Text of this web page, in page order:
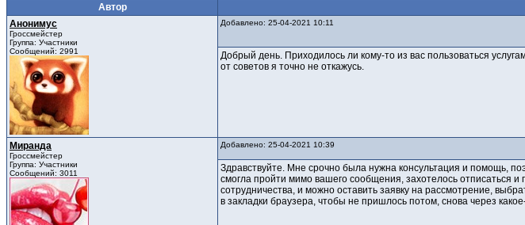
Автор
Анонимус
Гроссмейстер
Группа: Участники
Сообщений: 2991
Добавлено: 25-04-2021 10:11
Добрый день. Приходилось ли кому-то из вас пользоваться
от советов я точно не откажусь.
Миранда
Гроссмейстер
Группа: Участники
Сообщений: 3011
Добавлено: 25-04-2021 10:39
Здравствуйте. Мне срочно была нужна консультация и помощь,
смогла пройти мимо вашего сообщения, захотелось отписаться и
сотрудничества, и можно оставить заявку на рассмотрение,
в закладки браузера, чтобы не пришлось потом, снова через